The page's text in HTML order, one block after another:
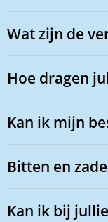
Wat zijn de
Hoe dragen
Kan ik mijn
Bitten en
Kan ik bij